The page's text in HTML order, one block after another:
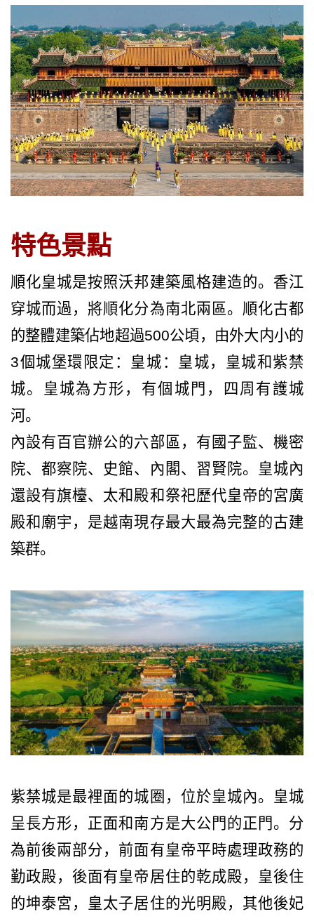
LOCAL
旅
行
社
特色景點
順化皇城是按照沃邦建築風格建造的。香江
穿城而過，將順化分為南北兩區。順化古都
的整體建築佔地超過500公頃 ，由外大内小的
3個城堡環限定：皇城：皇城，皇城和紫禁
城。皇城為方形，有個城門，四周有護城
河。
內設有百官辦公的六部區，有國子監、機密
院、都察院、史館、內閣、習賢院。皇城內
還設有旗檯、太和殿和祭祀歷代皇帝的宮廣
殿和廟宇，是越南現存最大最為完整的古建
築群。
紫禁城是最裡面的城圈，位於皇城內。皇城
呈長方形，正面和南方是大公門的正門。分
為前後兩部分，前面有皇帝平時處理政務的
勤政殿，後面有皇帝居住的乾成殿，皇後住
的坤泰宮，皇太子居住的光明殿，其他後妃